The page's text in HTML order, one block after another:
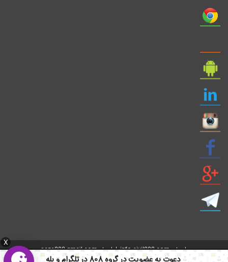
X
ایمیل: info civil808.com | ایمیل: saze808 gmail.com